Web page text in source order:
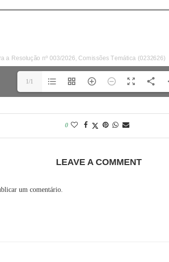
1/1
0
LEAVE A COMMENT
um comentário.